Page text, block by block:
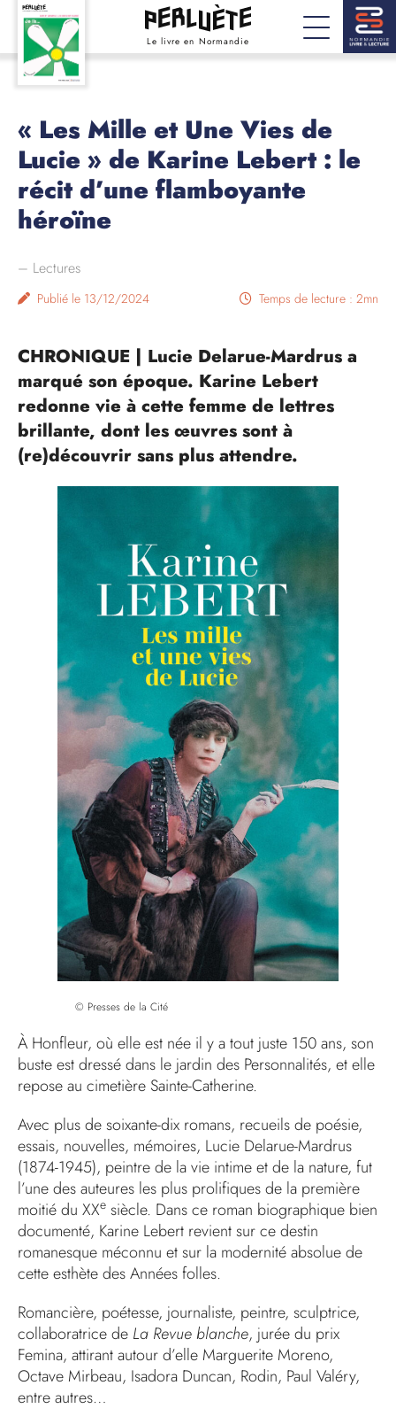
Le livre en Normandie
« Les Mille et Une Vies de
Lucie » de Karine Lebert : le
récit d’une flamboyante
héroïne
– Lectures
Publié le 13/12/2024 Temps de lecture : 2mn
CHRONIQUE | Lucie Delarue-Mardrus a
marqué son époque. Karine Lebert
redonne vie à cette femme de lettres
brillante, dont les œuvres sont à
(re)découvrir sans plus attendre.
© Presses de la Cité
À Honfleur, où elle est née il y a tout juste 150 ans, son
buste est dressé dans le jardin des Personnalités, et elle
repose au cimetière Sainte-Catherine.
Avec plus de soixante-dix romans, recueils de poésie,
essais, nouvelles, mémoires, Lucie Delarue-Mardrus
(1874-1945), peintre de la vie intime et de la nature, fut
l’une des auteures les plus prolifiques de la première
moitié du XXe siècle. Dans ce roman biographique bien
documenté, Karine Lebert revient sur ce destin
romanesque méconnu et sur la modernité absolue de
cette esthète des Années folles.
Romancière, poétesse, journaliste, peintre, sculptrice,
collaboratrice de La Revue blanche, jurée du prix
Femina, attirant autour d’elle Marguerite Moreno,
Octave Mirbeau, Isadora Duncan, Rodin, Paul Valéry,
entre autres…